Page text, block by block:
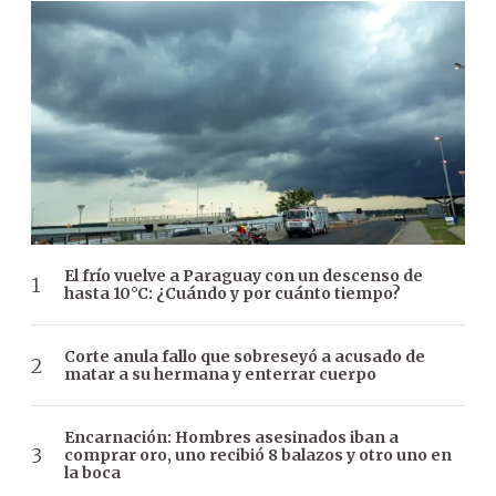
El frío vuelve a Paraguay con un descenso de
hasta 10°C: ¿Cuándo y por cuánto tiempo?
Corte anula fallo que sobreseyó a acusado de
matar a su hermana y enterrar cuerpo
Encarnación: Hombres asesinados iban a
comprar oro, uno recibió 8 balazos y otro uno en
la boca